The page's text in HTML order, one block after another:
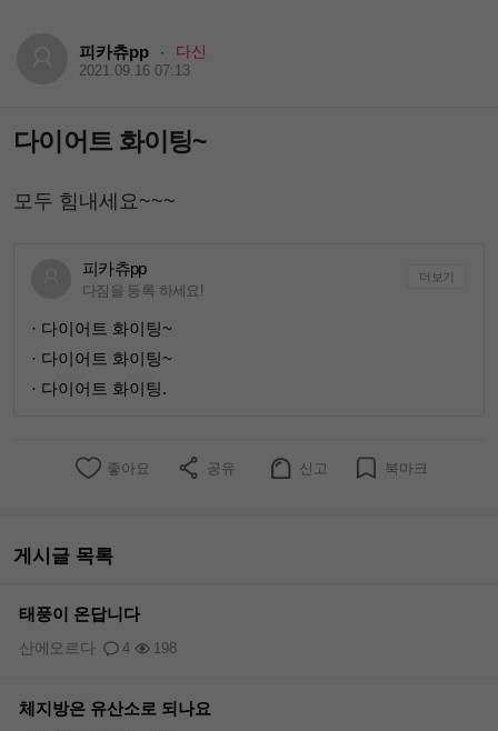
피카츄pp · 다신
2021.09.16 07:13
다이어트 화이팅~
모두 힘내세요~~~
피카츄pp
다짐을 등록 하세요!
더보기
· 다이어트 화이팅~
· 다이어트 화이팅~
· 다이어트 화이팅.
좋아요 공유 신고 북마크
게시글 목록
태풍이 온답니다
4 198
산에오르다
체지방은 유산소로 되나요